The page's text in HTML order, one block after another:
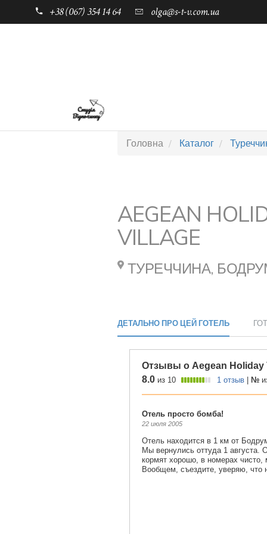
+38 (067) 354 14 64 olga@s-t-v.com.ua
Головна Каталог
AEGEAN
VILLAGE
ТУРЕЧЧИНА,
ДЕТАЛЬНО ПРО ЦЕЙ ГОТЕЛЬ